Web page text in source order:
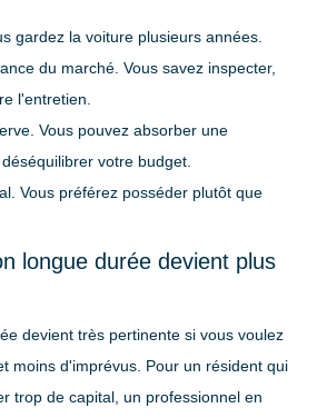
gardez la voiture plusieurs années.
du marché . Vous savez inspecter,
l'entretien.
. Vous pouvez absorber une
votre budget.
. Vous préférez posséder plutôt que
longue durée devient plus
devient très pertinente si vous voulez
moins d'imprévus. Pour un résident qui
trop de capital, un professionnel en